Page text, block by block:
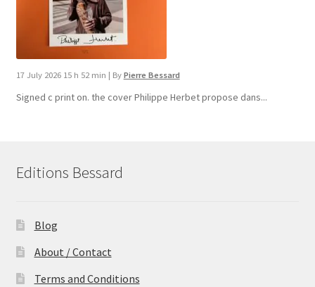
17 July 2026 15 h 52 min | By Pierre Bessard
Signed c print on. the cover ​Philippe Herbet propose dans...
Editions Bessard
Blog
About / Contact
Terms and Conditions